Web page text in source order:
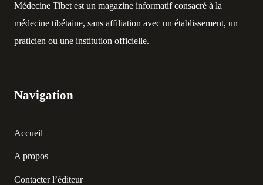
Médecine Tibet est un magazine informatif consacré à la
médecine tibétaine, sans affiliation avec un établissement, un
praticien ou une institution officielle.
Navigation
Accueil
A propos
Contacter l’éditeur